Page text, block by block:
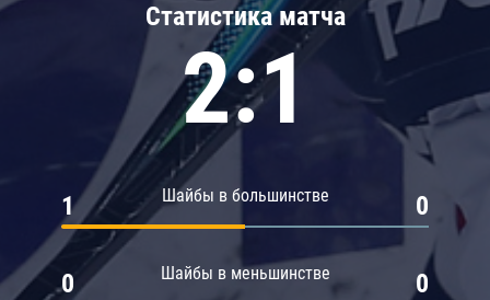
Статистика матча
2:1
Шайбы в большинстве
1 0
Шайбы в меньшинстве
0 0